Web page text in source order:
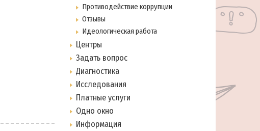
Противодействие коррупции
Отзывы
Идеологическая работа
Центры
Задать вопрос
Диагностика
Исследования
Платные услуги
Одно окно
Информация